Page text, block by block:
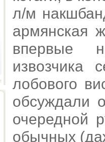
л/м
армянская
впервые
извозчика
лобового
обсуждали
очередной
обычных